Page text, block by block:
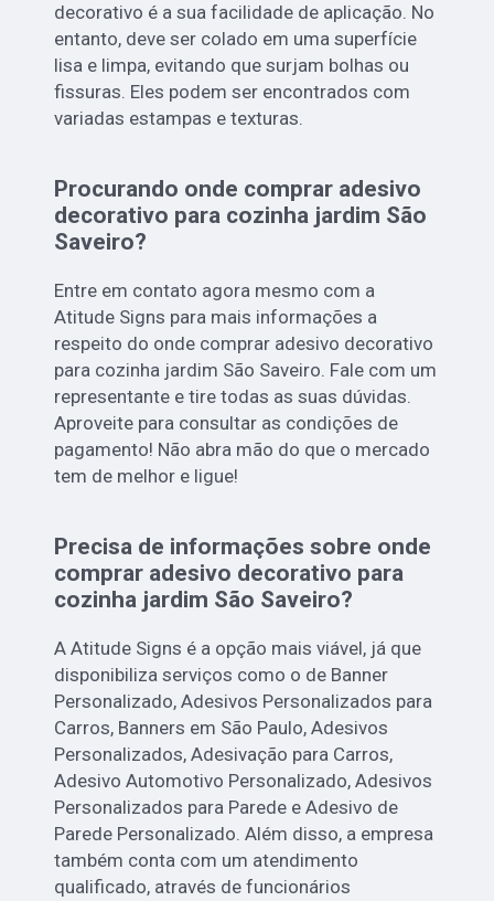
decorativo é a sua facilidade de aplicação. No
entanto, deve ser colado em uma superfície
lisa e limpa, evitando que surjam bolhas ou
fissuras. Eles podem ser encontrados com
variadas estampas e texturas.
Procurando onde comprar adesivo
decorativo para cozinha jardim São
Saveiro?
Entre em contato agora mesmo com a
Atitude Signs para mais informações a
respeito do onde comprar adesivo decorativo
para cozinha jardim São Saveiro. Fale com um
representante e tire todas as suas dúvidas.
Aproveite para consultar as condições de
pagamento! Não abra mão do que o mercado
tem de melhor e ligue!
Precisa de informações sobre onde
comprar adesivo decorativo para
cozinha jardim São Saveiro?
A Atitude Signs é a opção mais viável, já que
disponibiliza serviços como o de Banner
Personalizado, Adesivos Personalizados para
Carros, Banners em São Paulo, Adesivos
Personalizados, Adesivação para Carros,
Adesivo Automotivo Personalizado, Adesivos
Personalizados para Parede e Adesivo de
Parede Personalizado. Além disso, a empresa
também conta com um atendimento
qualificado, através de funcionários